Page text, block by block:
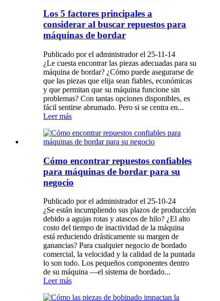
Los 5 factores principales a
considerar al buscar repuestos para
máquinas de bordar
Publicado por el administrador el 25-11-14
¿Le cuesta encontrar las piezas adecuadas para su
máquina de bordar? ¿Cómo puede asegurarse de
que las piezas que elija sean fiables, económicas
y que permitan que su máquina funcione sin
problemas? Con tantas opciones disponibles, es
fácil sentirse abrumado. Pero si se centra en...
Leer más
Cómo encontrar repuestos confiables
para máquinas de bordar para su
negocio
Publicado por el administrador el 25-10-24
¿Se están incumpliendo sus plazos de producción
debido a agujas rotas y atascos de hilo? ¿El alto
costo del tiempo de inactividad de la máquina
está reduciendo drásticamente su margen de
ganancias? Para cualquier negocio de bordado
comercial, la velocidad y la calidad de la puntada
lo son todo. Los pequeños componentes dentro
de su máquina —el sistema de bordado...
Leer más